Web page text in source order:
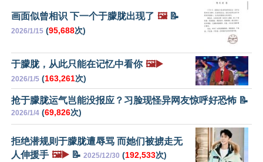
画面似曾相识 下一个于朦胧出现了 🖼️📝
2026/1/15 (95,688次)
于朦胧，从此只能在记忆中看你 🖼️▶️
2026/1/5 (163,261次)
抢于朦胧运气岂能没报应？习脸现怪异网友惊呼好恐怖 📝
2026/1/4 (69,826次)
拒绝潜规则于朦胧遭辱骂 而她们被掳走无
人伸援手 🖼️▶️ 📝 2025/12/30 (192,533次)